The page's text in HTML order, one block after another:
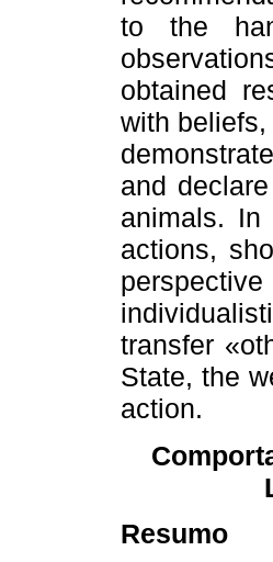
to the
obtained
with
and
animals. In
actions,
transfer
State, the
action.
Resumo